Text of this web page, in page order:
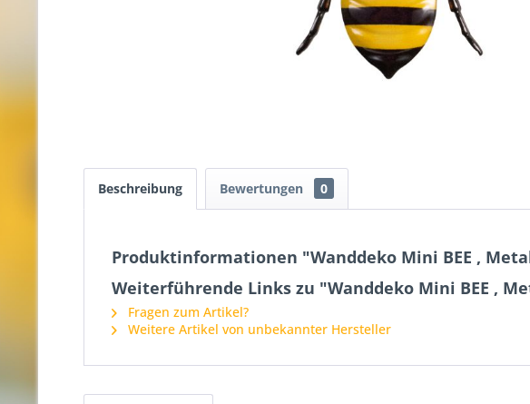
Beschreibung Bewertungen 0
Produktinformationen "Wanddeko Mini BEE ,
Weiterführende Links zu "Wanddeko Mini BEE ,
Fragen zum Artikel?
Weitere Artikel von unbekannter Hersteller